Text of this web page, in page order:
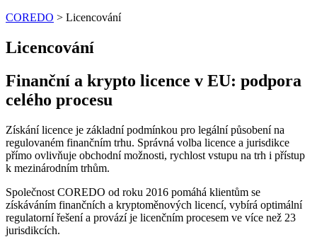
COREDO > Licencování
Licencování
Finanční a krypto licence v EU: podpora
celého procesu
Získání licence je základní podmínkou pro legální působení na
regulovaném finančním trhu. Správná volba licence a jurisdikce
přímo ovlivňuje obchodní možnosti, rychlost vstupu na trh i přístup
k mezinárodním trhům.
Společnost COREDO od roku 2016 pomáhá klientům se
získáváním finančních a kryptoměnových licencí, vybírá optimální
regulatorní řešení a provází je licenčním procesem ve více než 23
jurisdikcích.